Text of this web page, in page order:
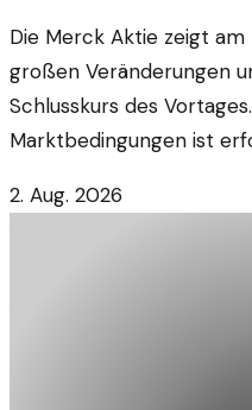
Die Merck Aktie zeigt
großen Veränderungen
Schlusskurs des
Marktbedingungen ist
2. Aug. 2026